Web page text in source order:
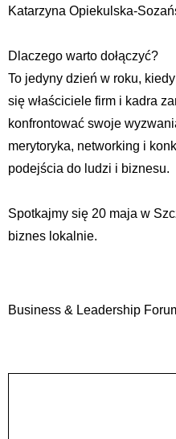
Katarzyna Opiekulska-
Dlaczego warto dołączyć?
To jedyny dzień w roku,
się właściciele firm i kadra
konfrontować swoje
merytoryka, networking i
podejścia do ludzi i biznesu.
Spotkajmy się 20 maja w
biznes lokalnie.
Business & Leadership